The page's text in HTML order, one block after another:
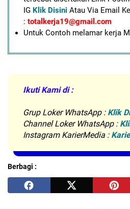
IG Klik Disini Atau Via Email Ke
: totalkerja19@gmail.com
Untuk Contoh melamar kerja
Ikuti Kami di :
Grup Loker WhatsApp : Klik
Channel Loker WhatsApp :
Instagram KarierMedia :
Berbagi :